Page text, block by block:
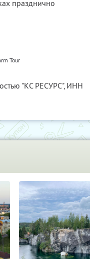
празднично
Tour
"КС РЕСУРС", ИНН